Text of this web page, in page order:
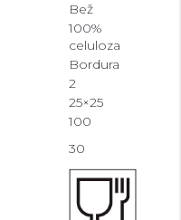
Bež
100%
celuloza
Bordura
2
25×25
100
30